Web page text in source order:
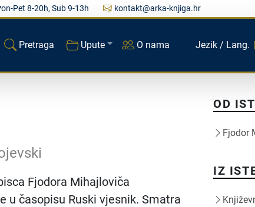
Pet 8-20h, Sub 9-13h kontakt@arka-knjiga.hr
Pretraga Upute O nama Jezik / Lang.
Fjodora Mihajloviča
u časopisu Ruski vjesnik. Smatra
OD
Fjodor
IZ